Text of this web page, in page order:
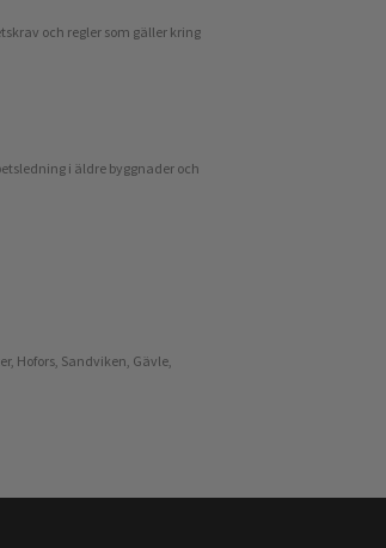
och regler som gäller kring
i äldre byggnader och
Hofors, Sandviken, Gävle,